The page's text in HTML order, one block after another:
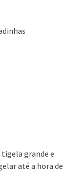
grande e
até a hora de